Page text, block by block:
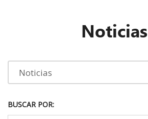
Noticias
BUSCAR POR: